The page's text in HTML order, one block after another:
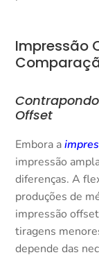
Impressão
Offset
Embora a
impressão
diferenças. A
produções de
impressão
tiragens
depende das